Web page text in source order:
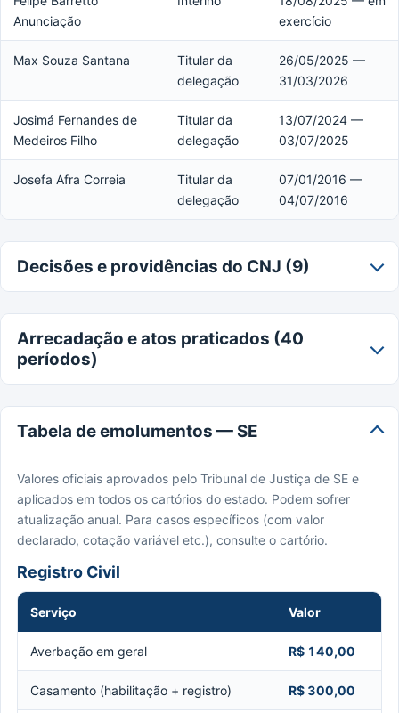
Anunciação
exercício
Max Souza Santana
Titular da
delegação
26/05/2025 —
31/03/2026
Josimá Fernandes de
Medeiros Filho
Titular da
delegação
13/07/2024 —
03/07/2025
Josefa Afra Correia
Titular da
delegação
07/01/2016 —
04/07/2016
Decisões e providências do CNJ (9)
Arrecadação e atos praticados (40
períodos)
Tabela de emolumentos — SE
Valores oficiais aprovados pelo Tribunal de Justiça de SE e
aplicados em todos os cartórios do estado. Podem sofrer
atualização anual. Para casos específicos (com valor
declarado, cotação variável etc.), consulte o cartório.
Registro Civil
Serviço Valor
Averbação em geral R$ 140,00
Casamento (habilitação + registro) R$ 300,00